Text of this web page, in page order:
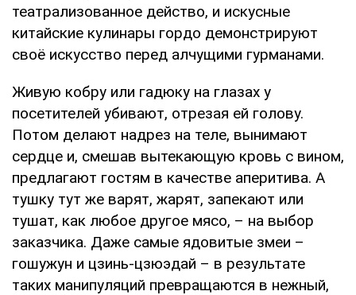
театрализованное действо, и искусные
китайские кулинары гордо демонстрируют
своё искусство перед алчущими гурманами.
Живую кобру или гадюку на глазах у
посетителей убивают, отрезая ей голову.
Потом делают надрез на теле, вынимают
сердце и, смешав вытекающую кровь с вином,
предлагают гостям в качестве аперитива. А
тушку тут же варят, жарят, запекают или
тушат, как любое другое мясо, – на выбор
заказчика. Даже самые ядовитые змеи –
гошужун и цзинь-цзюэдай – в результате
таких манипуляций превращаются в нежный,